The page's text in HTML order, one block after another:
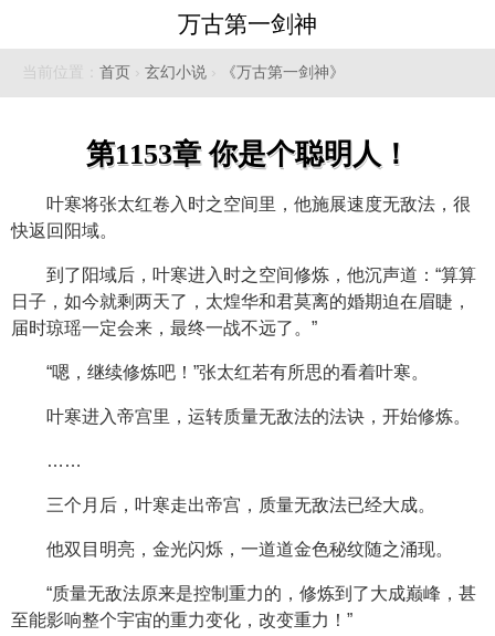
万古第一剑神
当前位置： 首页 › 玄幻小说 › 《万古第一剑神》
第1153章 你是个聪明人！
叶寒将张太红卷入时之空间里，他施展速度无敌法，很
快返回阳域。
到了阳域后，叶寒进入时之空间修炼，他沉声道：“算算
日子，如今就剩两天了，太煌华和君莫离的婚期迫在眉睫，
届时琼瑶一定会来，最终一战不远了。”
“嗯，继续修炼吧！”张太红若有所思的看着叶寒。
叶寒进入帝宫里，运转质量无敌法的法诀，开始修炼。
……
三个月后，叶寒走出帝宫，质量无敌法已经大成。
他双目明亮，金光闪烁，一道道金色秘纹随之涌现。
“质量无敌法原来是控制重力的，修炼到了大成巅峰，甚
至能影响整个宇宙的重力变化，改变重力！”